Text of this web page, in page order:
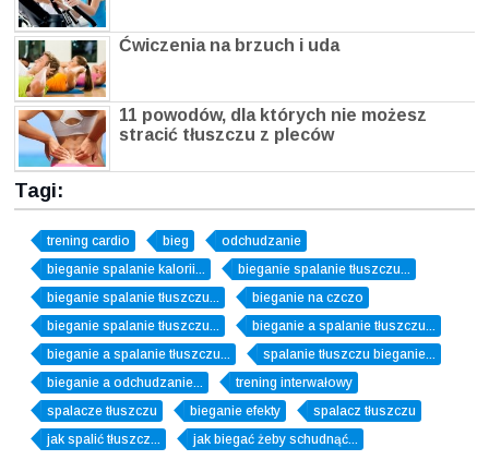
Ćwiczenia na brzuch i uda
11 powodów, dla których nie możesz
stracić tłuszczu z pleców
Tagi:
trening cardio bieg
odchudzanie
bieganie spalanie kalorii...
bieganie spalanie tłuszczu...
bieganie spalanie tłuszczu...
bieganie na czczo
bieganie spalanie tłuszczu...
bieganie a spalanie tłuszczu...
bieganie a spalanie tłuszczu...
spalanie tłuszczu bieganie...
bieganie a odchudzanie...
trening interwałowy
spalacze tłuszczu
bieganie efekty
spalacz tłuszczu
jak spalić tłuszcz...
jak biegać żeby schudnąć...